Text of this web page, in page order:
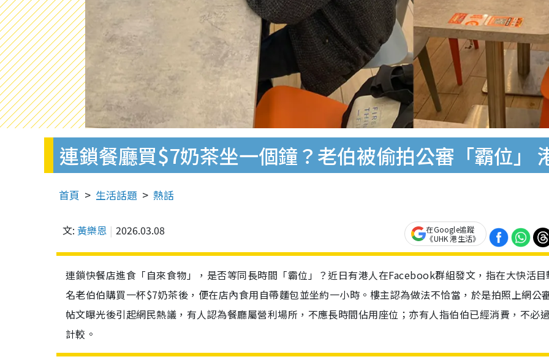
連鎖餐廳買$7奶茶坐一個鐘？老伯被偷拍公審「霸位」
首頁 生活話題 熱話
文: 黃樂恩 2026.03.08
在Google追蹤
《UHK 港生活》
連鎖快餐店進食「自來食物」，是否等同長時間「霸位」？近日有港人在Facebook群組發文，指在大快活目
名老伯伯購買一杯$7奶茶後，便在店內食用自帶麵包並坐約一小時。樓主認為做法不恰當，於是拍照上網公
帖文曝光後引起網民熱議，有人認為餐廳屬營利場所，不應長時間佔用座位；亦有人指伯伯已經消費，不必
計較。